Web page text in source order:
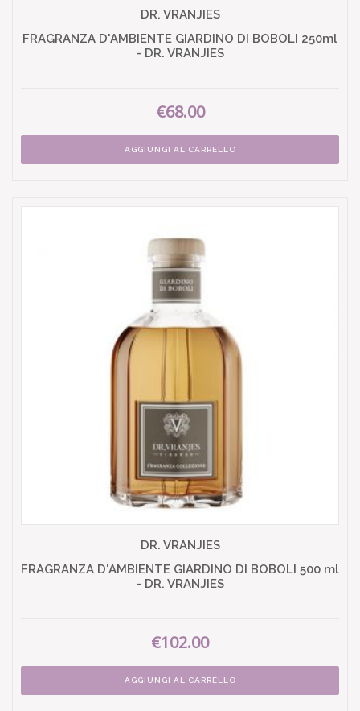
DR. VRANJIES
FRAGRANZA D'AMBIENTE GIARDINO DI BOBOLI 250ml
- DR. VRANJIES
€68.00
AGGIUNGI AL CARRELLO
DR. VRANJIES
FRAGRANZA D'AMBIENTE GIARDINO DI BOBOLI 500 ml
- DR. VRANJIES
€102.00
AGGIUNGI AL CARRELLO